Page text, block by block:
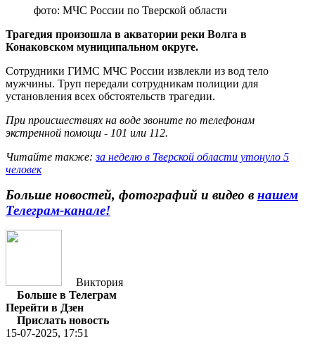
фото: МЧС России по Тверской области
Трагедия произошла в акватории реки Волга в
Конаковском муниципальном округе.
Сотрудники ГИМС МЧС России извлекли из вод тело
мужчины. Труп передали сотрудникам полиции для
установления всех обстоятельств трагедии.
При происшествиях на воде звоните по телефонам
экстренной помощи - 101 или 112.
Читайте также:за неделю в Тверской области утонуло 5
человек
Больше новостей, фотографий и видео в нашем
Телеграм-канале!
Виктория
Больше в Телеграм
Перейти в Дзен
Прислать новость
15-07-2025, 17:51